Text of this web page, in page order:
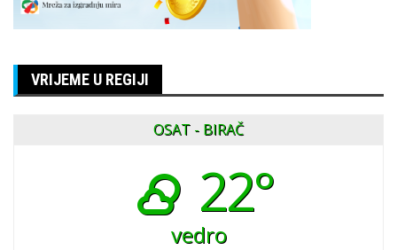
VRIJEME U REGIJI
OSAT - BIRAČ
22°
vedro